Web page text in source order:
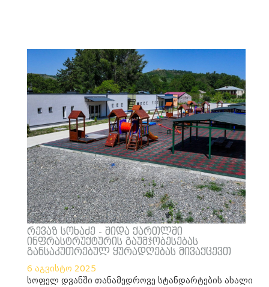
რევაზ სოხაძე - შიდა ქართლში
ინფრასტრუქტურის გაუმჯობესებას
განსაკუთრებულ ყურადღებას მივაქცევთ
6 აგვისტო 2025
სოფელ დვანში თანამედროვე სტანდარტების ახალი